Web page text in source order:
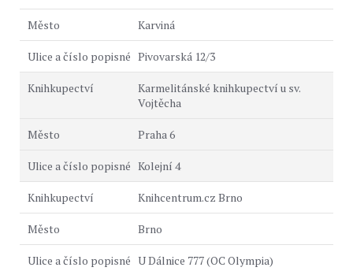
Karviná
Pivovarská 12/3
Karmelitánské knihkupectví u sv.
Vojtěcha
Praha 6
Kolejní 4
Knihcentrum.cz Brno
Brno
U Dálnice 777 (OC Olympia)